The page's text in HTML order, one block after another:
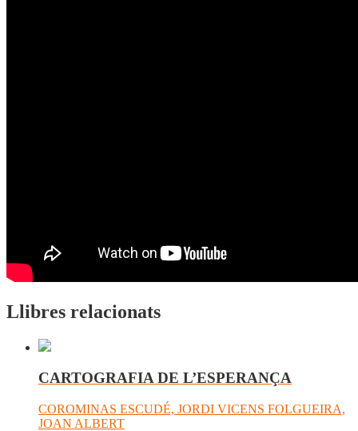
Llibres relacionats
CARTOGRAFIA DE L’ESPERANÇA
COROMINAS ESCUDÉ, JORDI VICENS FOLGUEIRA,
JOAN ALBERT